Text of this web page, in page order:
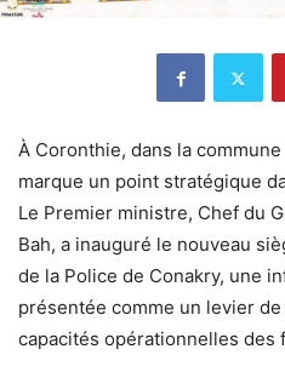
À Coronthie, dans la
marque un point stratégique
Le Premier ministre, Chef du
Bah, a inauguré le nouveau
de la Police de Conakry, une
présentée comme un levier
capacités opérationnelles des